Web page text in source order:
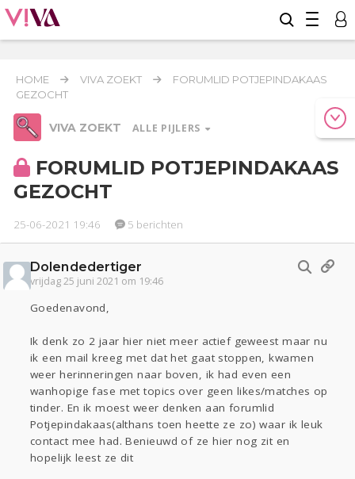
HOME VIVA ZOEKT
FORUMLID POTJEPINDAKAAS
GEZOCHT
VIVA ZOEKT ALLE PIJLERS
Werk & Studie
Seks
Gezondheid
Actueel
Oekraïne
Entertainment
Lijf & Lijn
Kinderen
Digi Eten
FORUMLID POTJEPINDAKAAS
GEZOCHT
25-06-2021 19:46 5 berichten
Dolendedertiger
vrijdag 25 juni 2021 om 19:46
Goedenavond,
Ik denk zo 2 jaar hier niet meer actief geweest maar nu
ik een mail kreeg met dat het gaat stoppen, kwamen
weer herinneringen naar boven, ik had even een
wanhopige fase met topics over geen likes/matches op
tinder. En ik moest weer denken aan forumlid
Potjepindakaas(althans toen heette ze zo) waar ik leuk
contact mee had. Benieuwd of ze hier nog zit en
hopelijk leest ze dit